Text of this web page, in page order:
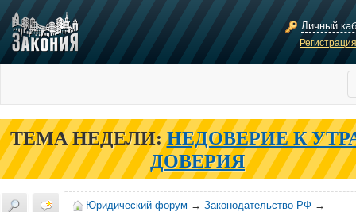
Личный
ТЕМА НЕДЕЛИ: НЕДОВЕРИЕ К
ДОВЕРИЯ
Юридический форум → Законодательство РФ →